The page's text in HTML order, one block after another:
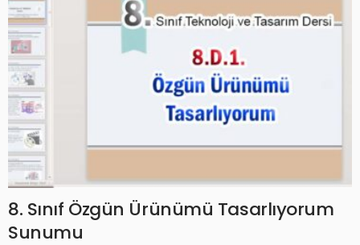
8. Sınıf Özgün Ürünümü Tasarlıyorum
Sunumu